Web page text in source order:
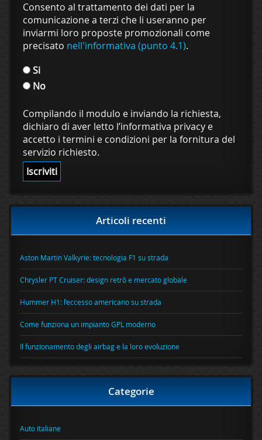
Consento al trattamento dei dati per la
comunicazione a terzi che li useranno per
inviarmi loro proposte promozionali come
precisato nell'informativa (punto 4.1).
Si
No
Compilando il modulo e inviando la richiesta,
dichiaro di aver letto l’informativa privacy e
accetto i termini e condizioni per la fornitura del
servizio richiesto.
Articoli recenti
Aston Martin Valkyrie: tecnologia F1 su strada
Chrysler PT Cruiser: design retrò e mercato globale
Hummer H1: l’eccesso americano su strada
Come funziona un impianto GPL moderno
Il funzionamento degli airbag e la loro evoluzione
Categorie
Auto italiane